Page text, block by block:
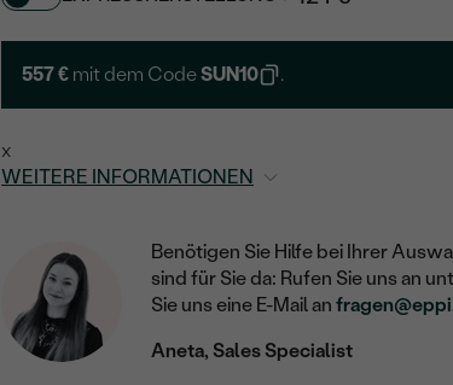
557 € mit dem CodeSUN10 .
x
WEITERE INFORMATIONEN
Benötigen Sie Hilfe bei Ihrer
sind für Sie da: Rufen Sie uns an
Sie uns eine E-Mail an
Aneta, Sales Specialist